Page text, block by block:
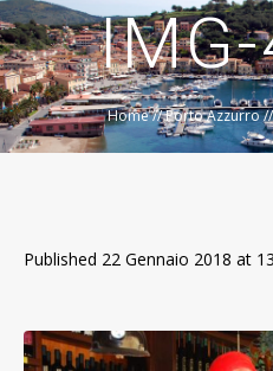
Home//Porto Azzurro
Published 22 Gennaio 2018 at